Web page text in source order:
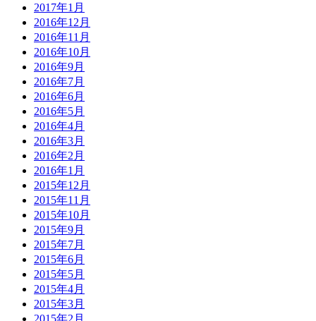
2017年1月
2016年12月
2016年11月
2016年10月
2016年9月
2016年7月
2016年6月
2016年5月
2016年4月
2016年3月
2016年2月
2016年1月
2015年12月
2015年11月
2015年10月
2015年9月
2015年7月
2015年6月
2015年5月
2015年4月
2015年3月
2015年2月